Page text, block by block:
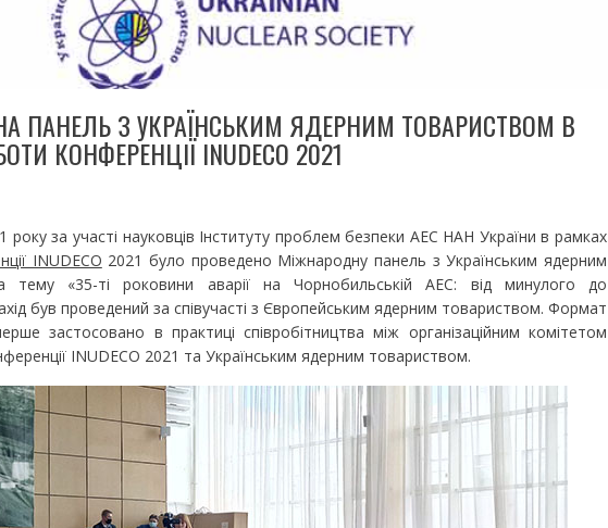
ПАНЕЛЬ З УКРАЇНСЬКИМ ЯДЕРНИМ ТОВАРИСТВОМ В
КОНФЕРЕНЦІЇ INUDECO 2021
за участі науковців Інституту проблем безпеки АЕС НАН України в рамках
INUDECO 2021 було проведено Міжнародну панель з Українським ядерним
тему «35-ті роковини аварії на Чорнобильській АЕС: від минулого до
був проведений за співучасті з Європейським ядерним товариством. Формат
застосовано в практиці співробітництва між організаційним комітетом
INUDECO 2021 та Українським ядерним товариством.